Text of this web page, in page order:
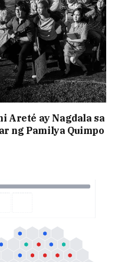
Areté ay Nagdala sa
ng Pamilya Quimpo